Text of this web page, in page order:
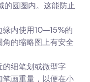
的圆圈内。这能防止
缘内使用10–15%的
的缩略图上有安全
细笔划或微型字
画重量，以便在小